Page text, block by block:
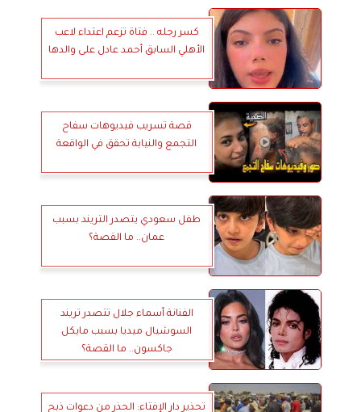
كسر رجله .. فتاة تزعم اعتداء لاعب
الأهلي السابق أحمد عادل على والدها
قصة تسريب فيديوهات سفاح
التجمع والنيابة تحقق في الواقعة
طفل سعودي يتصدر التريند بسبب
عمان.. ما القصة؟
الفنانة أسماء جلال تتصدر تريند
السوشيال ميديا بسبب مايكل
جاكسون.. ما القصة؟
تحذير دار الإفتاء: الحذر من دعوات ذبح